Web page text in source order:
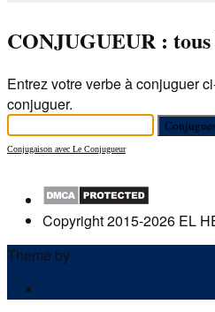
CONJUGUEUR :
Entrez votre verbe à conjuguer
conjuguer.
Conjugaison avec Le Conjugueur
Copyright 2015-2026 EL
Theme by